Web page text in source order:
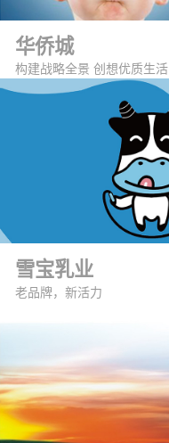
华侨城
构建战略全景 创想优质生活
雪宝乳业
老品牌，新活力